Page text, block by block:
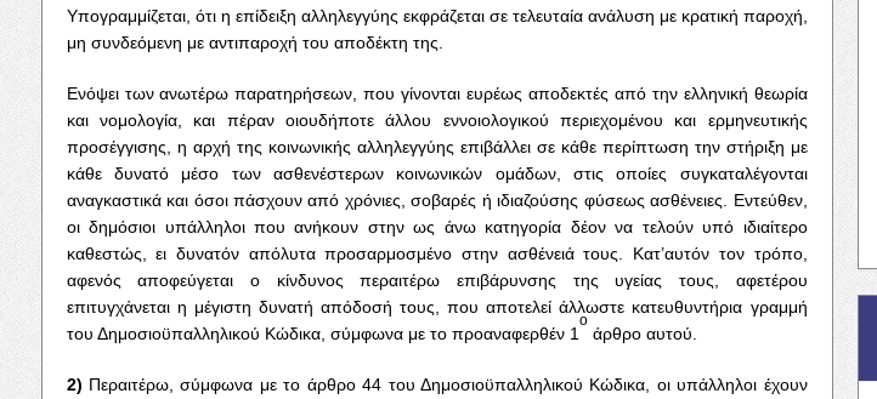
Υπογραμμίζεται, ότι η επίδειξη αλληλεγγύης εκφράζεται σε τελευταία ανάλυση με κρατική παροχή,
μη συνδεόμενη με αντιπαροχή του αποδέκτη της.
Ενόψει των ανωτέρω παρατηρήσεων, που γίνονται ευρέως αποδεκτές από την ελληνική θεωρία
και νομολογία, και πέραν οιουδήποτε άλλου εννοιολογικού περιεχομένου και ερμηνευτικής
προσέγγισης, η αρχή της κοινωνικής αλληλεγγύης επιβάλλει σε κάθε περίπτωση την στήριξη με
κάθε δυνατό μέσο των ασθενέστερων κοινωνικών ομάδων, στις οποίες συγκαταλέγονται
αναγκαστικά και όσοι πάσχουν από χρόνιες, σοβαρές ή ιδιαζούσης φύσεως ασθένειες. Εντεύθεν,
οι δημόσιοι υπάλληλοι που ανήκουν στην ως άνω κατηγορία δέον να τελούν υπό ιδιαίτερο
καθεστώς, ει δυνατόν απόλυτα προσαρμοσμένο στην ασθένειά τους. Κατ’αυτόν τον τρόπο,
αφενός αποφεύγεται ο κίνδυνος περαιτέρω επιβάρυνσης της υγείας τους, αφετέρου
επιτυγχάνεται η μέγιστη δυνατή απόδοσή τους, που αποτελεί άλλωστε κατευθυντήρια γραμμή
του Δημοσιοϋπαλληλικού Κώδικα, σύμφωνα με το προαναφερθέν 1
ο
άρθρο αυτού.
2) Περαιτέρω, σύμφωνα με το άρθρο 44 του Δημοσιοϋπαλληλικού Κώδικα, οι υπάλληλοι έχουν